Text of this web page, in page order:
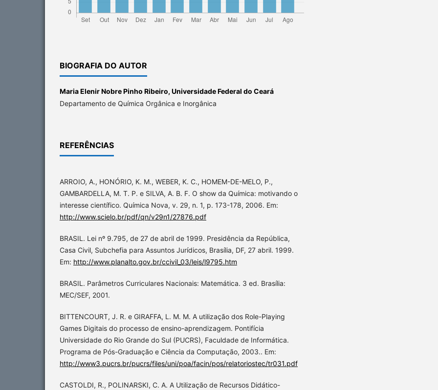
BIOGRAFIA DO AUTOR
Maria Elenir Nobre Pinho Ribeiro, Universidade Federal do Ceará
Departamento de Química Orgânica e Inorgânica
REFERÊNCIAS
ARROIO, A., HONÓRIO, K. M., WEBER, K. C., HOMEM-DE-MELO, P.,
GAMBARDELLA, M. T. P. e SILVA, A. B. F. O show da Química: motivando o
interesse científico. Química Nova, v. 29, n. 1, p. 173-178, 2006. Em:
http://www.scielo.br/pdf/qn/v29n1/27876.pdf
BRASIL. Lei nº 9.795, de 27 de abril de 1999. Presidência da República,
Casa Civil, Subchefia para Assuntos Jurídicos, Brasília, DF, 27 abril. 1999.
Em: http://www.planalto.gov.br/ccivil_03/leis/l9795.htm
BRASIL. Parâmetros Curriculares Nacionais: Matemática. 3 ed. Brasília:
MEC/SEF, 2001.
BITTENCOURT, J. R. e GIRAFFA, L. M. M. A utilização dos Role-Playing
Games Digitais do processo de ensino-aprendizagem. Pontifícia
Universidade do Rio Grande do Sul (PUCRS), Faculdade de Informática.
Programa de Pós-Graduação e Ciência da Computação, 2003.. Em:
http://www3.pucrs.br/pucrs/files/uni/poa/facin/pos/relatoriostec/tr031.pdf
CASTOLDI, R., POLINARSKI, C. A. A Utilização de Recursos Didático-